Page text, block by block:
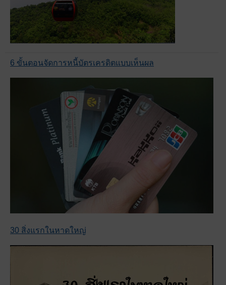
6 ขั้นตอนจัดการหนี้บัตรเครดิตแบบเห็นผล
30 สิ่งแรกในหาดใหญ่